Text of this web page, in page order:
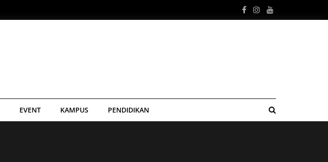
EVENT KAMPUS PENDIDIKAN